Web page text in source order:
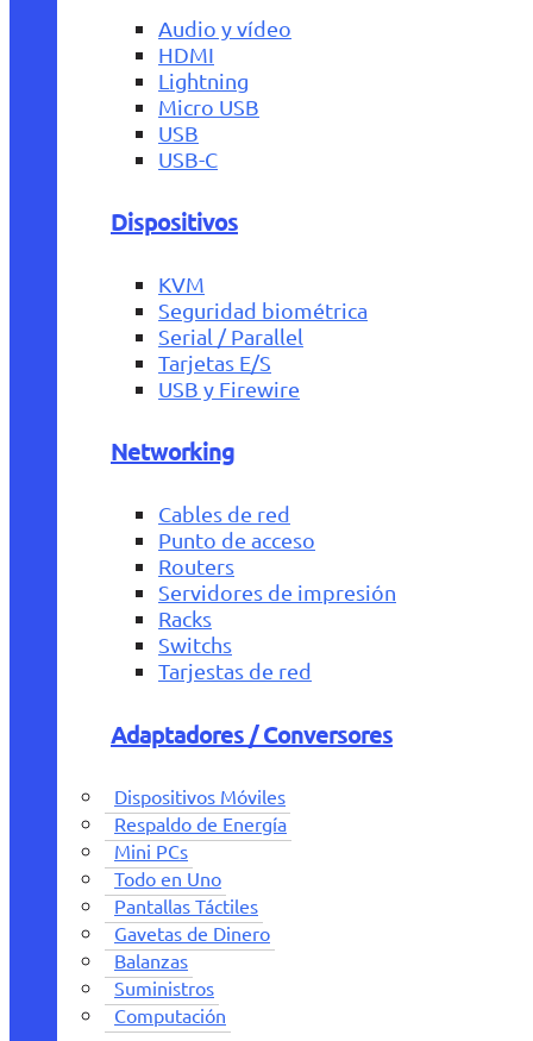
Audio y vídeo
HDMI
Lightning
Micro USB
USB
USB-C
Dispositivos
KVM
Seguridad biométrica
Serial / Parallel
Tarjetas E/S
USB y Firewire
Networking
Cables de red
Punto de acceso
Routers
Servidores de impresión
Racks
Switchs
Tarjestas de red
Adaptadores / Conversores
Dispositivos Móviles
Respaldo de Energía
Mini PCs
Todo en Uno
Pantallas Táctiles
Gavetas de Dinero
Balanzas
Suministros
Computación